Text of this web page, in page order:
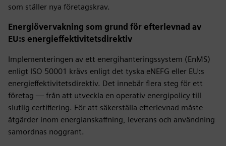
som ställer nya företagskrav.
Energiövervakning som grund för efterlevnad av
EU:s energieffektivitetsdirektiv
Implementeringen av ett energihanteringssystem (EnMS)
enligt ISO 50001 krävs enligt det tyska eNEFG eller EU:s
energieffektivitetsdirektiv. Det innebär flera steg för ett
företag — från att utveckla en operativ energipolicy till
slutlig certifiering. För att säkerställa efterlevnad måste
åtgärder inom energianskaffning, leverans och användning
samordnas noggrant.